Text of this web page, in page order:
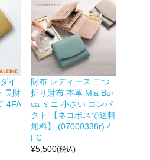
イ
長財
4FA
財布 レディース 二つ
折り財布 本革 Mia Bor
sa ミニ 小さい コンパ
クト 【ネコポスで送料
無料】 (07000338r) 4
FC
¥5,500(税込)